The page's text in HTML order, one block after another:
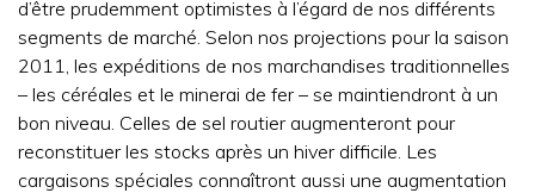
d’être prudemment optimistes à l’égard de nos différents
segments de marché. Selon nos projections pour la saison
2011, les expéditions de nos marchandises traditionnelles
– les céréales et le minerai de fer – se maintiendront à un
bon niveau. Celles de sel routier augmenteront pour
reconstituer les stocks après un hiver difficile. Les
cargaisons spéciales connaîtront aussi une augmentation